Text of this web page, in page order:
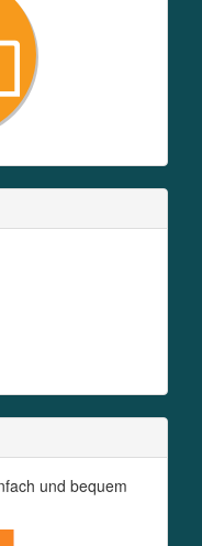
und bequem